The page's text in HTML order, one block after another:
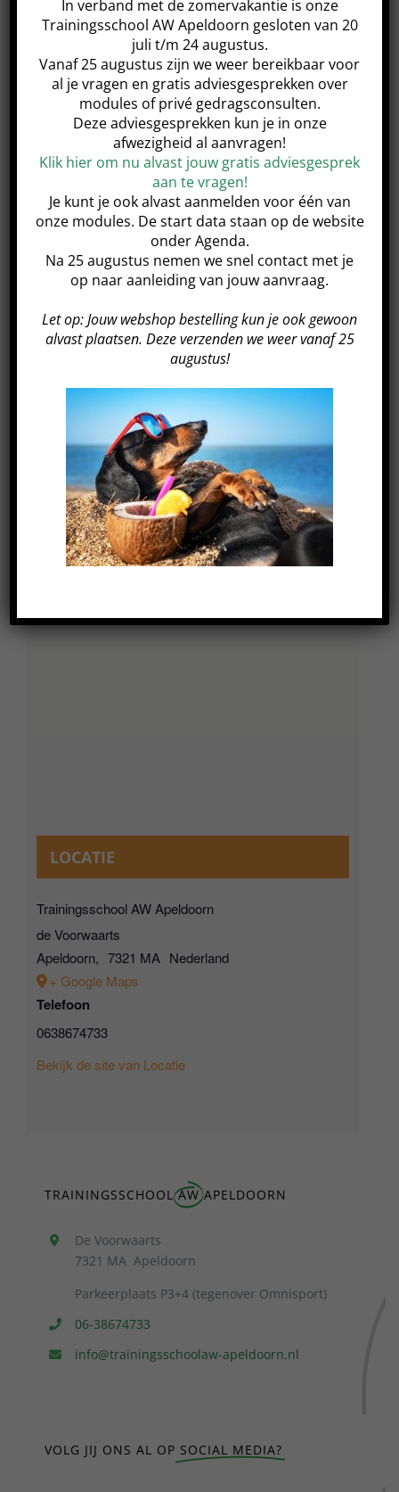
Share This Event!
Jonge honden module (NOG 1
PLEK BESCHIKBAAR)
Samen in Balans
Basis 2 module
Datum:
24 november 2022
20:00 - 21:00
Kosten:
LOCATIE
Trainingsschool AW Apeldoorn
de Voorwaarts
Apeldoorn, 7321 MA Nederland
+ Google Maps
Telefoon
0638674733
Bekijk de site van Locatie
TRAININGSSCHOOL AW APELDOORN
De Voorwaarts
7321 MA Apeldoorn
Parkeerplaats P3+4 (tegenover Omnisport)
06-38674733
info@trainingsschoolaw-apeldoorn.nl
VOLG JIJ ONS AL OP SOCIAL MEDIA?
In verband met de zomervakantie is onze
Trainingsschool AW Apeldoorn gesloten van 20
juli t/m 24 augustus.
Vanaf 25 augustus zijn we weer bereikbaar voor
al je vragen en gratis adviesgesprekken over
modules of privé gedragsconsulten.
Deze adviesgesprekken kun je in onze
afwezigheid al aanvragen!
Klik hier om nu alvast jouw gratis adviesgesprek
aan te vragen!
Je kunt je ook alvast aanmelden voor één van
onze modules. De start data staan op de website
onder Agenda.
Na 25 augustus nemen we snel contact met je
op naar aanleiding van jouw aanvraag.
Let op: Jouw webshop bestelling kun je ook gewoon
alvast plaatsen. Deze verzenden we weer vanaf 25
augustus!